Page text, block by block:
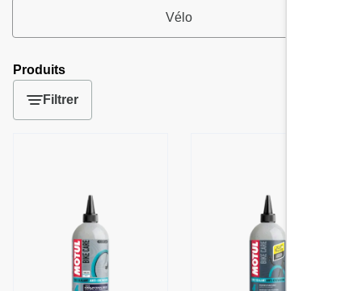
Vélo
Produits
Filtrer